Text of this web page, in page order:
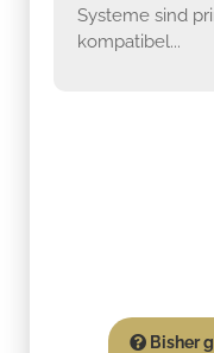
Systeme sind
kompatibel...
Bisher